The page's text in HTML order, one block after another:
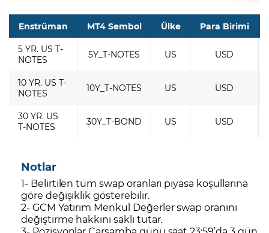
Enstrüman MT4 Sembol Ülke
Para Birimi
5 YR. US T-
NOTES
5Y_T-NOTES US USD
10 YR. US T-
NOTES
10Y_T-NOTES US USD
30 YR. US
T-NOTES
30Y_T-BOND US USD
Notlar
1- Belirtilen tüm swap oranları piyasa koşullarına
göre değişiklik gösterebilir.
2- GCM Yatırım Menkul Değerler swap oranını
değiştirme hakkını saklı tutar.